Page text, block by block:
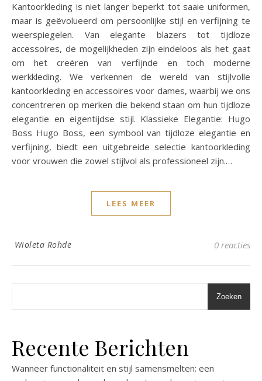
Kantoorkleding is niet langer beperkt tot saaie uniformen,
maar is geëvolueerd om persoonlijke stijl en verfijning te
weerspiegelen. Van elegante blazers tot tijdloze
accessoires, de mogelijkheden zijn eindeloos als het gaat
om het creëren van verfijnde en toch moderne
werkkleding. We verkennen de wereld van stijlvolle
kantoorkleding en accessoires voor dames, waarbij we ons
concentreren op merken die bekend staan ​​om hun tijdloze
elegantie en eigentijdse stijl. Klassieke Elegantie: Hugo
Boss Hugo Boss, een symbool van tijdloze elegantie en
verfijning, biedt een uitgebreide selectie kantoorkleding
voor vrouwen die zowel stijlvol als professioneel zijn.…
LEES MEER
Wioleta Rohde 0 reacties
Zoeken
Recente Berichten
Wanneer functionaliteit en stijl samensmelten: een